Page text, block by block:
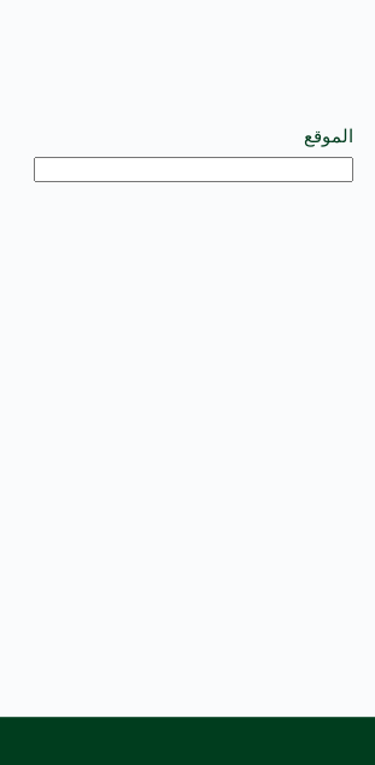
الموقع